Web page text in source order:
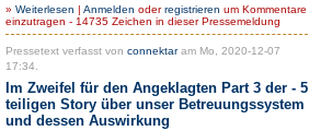
» Weiterlesen | Anmelden oderregistrieren um Kommentare
einzutragen - 14735 Zeichen in dieser Pressemeldung
Pressetext verfasst von connektaram Mo, 2020-12-07
17:34.
Im Zweifel für den Angeklagten Part 3 der - 5
teiligen Story über unser Betreuungssystem
und dessen Auswirkung